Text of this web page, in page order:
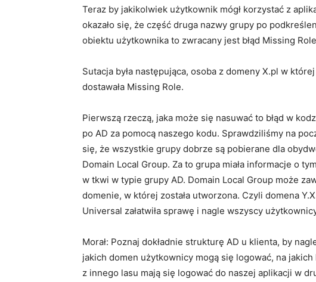
Teraz by jakikolwiek użytkownik mógł korzystać z
okazało się, że część druga nazwy grupy po
obiektu użytkownika to zwracany jest błąd Missing
Sutacja była następująca, osoba z domeny X.pl w
dostawała Missing Role.
Pierwszą rzeczą, jaka może się nasuwać to błąd w
po AD za pomocą naszego kodu. Sprawdziliśmy na
się, że wszystkie grupy dobrze są pobierane dla
Domain Local Group. Za to grupa miała informacje o
w tkwi w typie grupy AD. Domain Local Group może
domenie, w której została utworzona. Czyli domena
Universal załatwiła sprawę i nagle wszyscy
Morał: Poznaj dokładnie strukturę AD u klienta, by
jakich domen użytkownicy mogą się logować, na
z innego lasu mają się logować do naszej aplikacji w